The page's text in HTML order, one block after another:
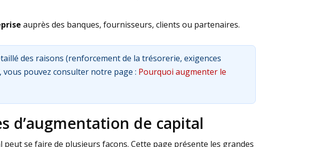
auprès des banques, fournisseurs, clients ou partenaires.
des raisons (renforcement de la trésorerie, exigences
pouvez consulter notre page : Pourquoi augmenter le
d’augmentation de capital
se faire de plusieurs façons. Cette page présente les grandes